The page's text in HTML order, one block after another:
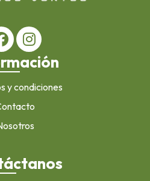
y condiciones